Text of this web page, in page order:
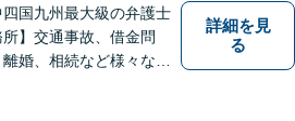
四国九州最大級の弁護士
】交通事故、借金問
婚、相続など様々な問
詳細を見
る